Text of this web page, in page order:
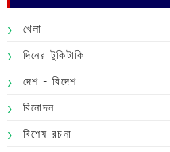
খেলা
দিনের টুকিটাকি
দেশ - বিদেশ
বিনোদন
বিশেষ রচনা